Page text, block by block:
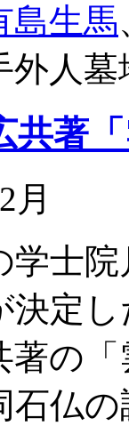
島生馬
外人
共著
月
学士
決定
著の
石仏